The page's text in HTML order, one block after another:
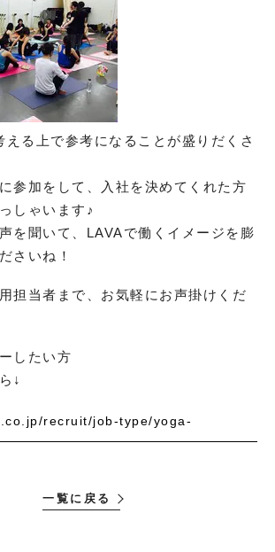
える上で参考になることが盛りだくさ
参加をして、入社を決めてくれた方
しゃいます♪
を聞いて、LAVAで働くイメージを膨
さいね！
担当者まで、お気軽にお声掛けくだ
したい方
↓
recruit/job-type/yoga-
一覧に戻る